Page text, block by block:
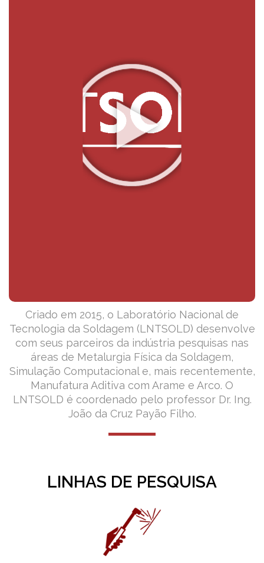
Criado em 2015, o Laboratório Nacional de
Tecnologia da Soldagem (LNTSOLD) desenvolve
com seus parceiros da indústria pesquisas nas
áreas de Metalurgia Física da Soldagem,
Simulação Computacional e, mais recentemente,
Manufatura Aditiva com Arame e Arco. O
LNTSOLD é coordenado pelo professor Dr. Ing.
João da Cruz Payão Filho.
LINHAS DE PESQUISA